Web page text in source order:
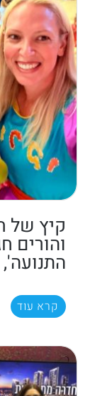
קיץ של
והורים
קרא עוד